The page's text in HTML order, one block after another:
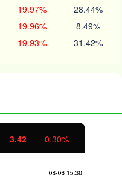
19.97% 28.44%
19.96% 8.49%
19.93% 31.42%
3.42 0.30%